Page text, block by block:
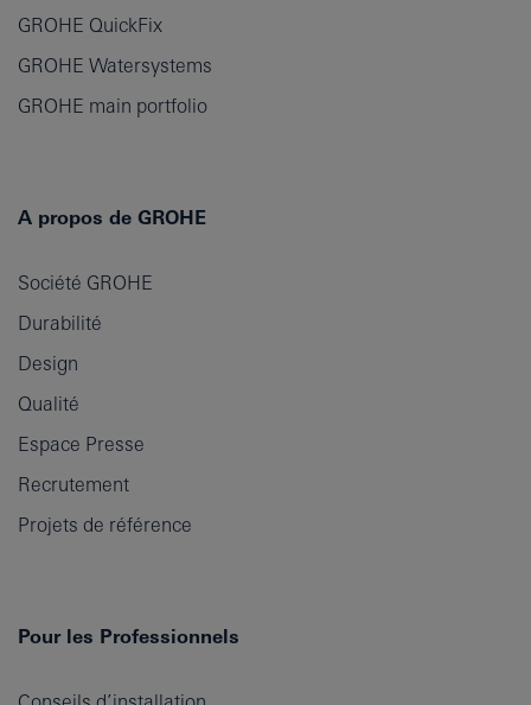
GROHE QuickFix
GROHE Watersystems
GROHE main portfolio
A propos de GROHE
Société GROHE
Durabilité
Design
Qualité
Espace Presse
Recrutement
Projets de référence
Pour les Professionnels